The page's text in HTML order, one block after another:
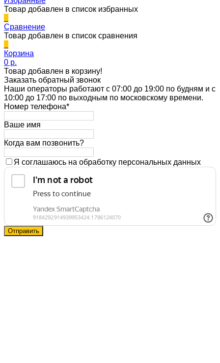
Товар добавлен в список избранных
Сравнение
Товар добавлен в список сравнения
Корзина
0 p.
Товар добавлен в корзину!
Заказать обратный звонок
Наши операторы работают с 07:00 до 19:00 по будням и с
10:00 до 17:00 по выходным по московскому времени.
Номер телефона*
Ваше имя
Когда вам позвонить?
Я соглашаюсь на обработку персональных данных